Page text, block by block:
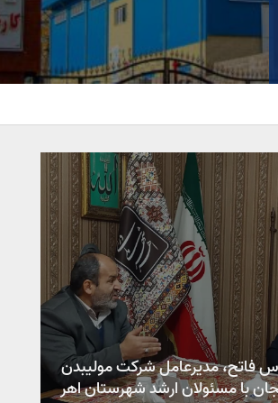
فاتح، مدیرعامل شرکت مولیبدن
با مسئولان ارشد شهرستان اهر